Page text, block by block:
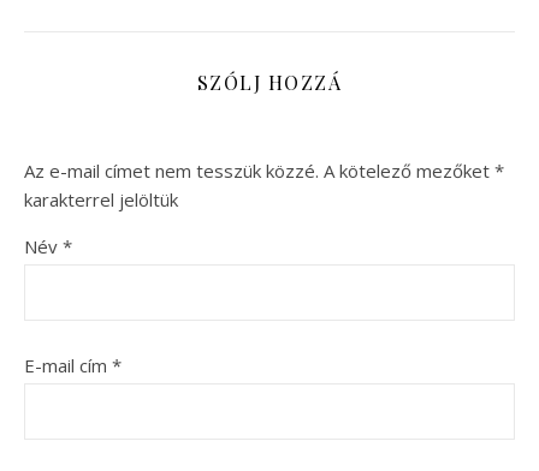
SZÓLJ HOZZÁ
Az e-mail címet nem tesszük közzé. A kötelező mezőket *
karakterrel jelöltük
Név *
E-mail cím *